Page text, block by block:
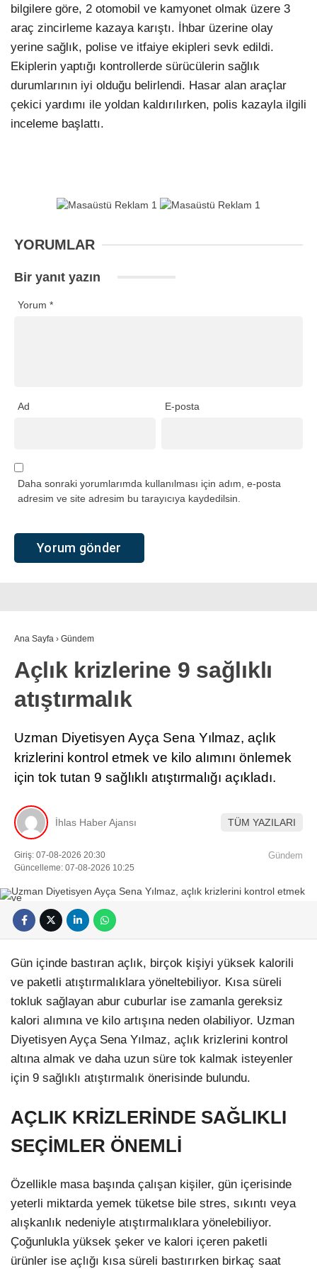
bilgilere göre, 2 otomobil ve kamyonet olmak üzere 3
araç zincirleme kazaya karıştı. İhbar üzerine olay
yerine sağlık, polise ve itfaiye ekipleri sevk edildi.
Ekiplerin yaptığı kontrollerde sürücülerin sağlık
durumlarının iyi olduğu belirlendi. Hasar alan araçlar
çekici yardımı ile yoldan kaldırılırken, polis kazayla ilgili
inceleme başlattı.
YORUMLAR
Bir yanıt yazın
Yorum *
Ad E-posta
Daha sonraki yorumlarımda kullanılması için adım, e-posta
adresim ve site adresim bu tarayıcıya kaydedilsin.
Ana Sayfa › Gündem
Açlık krizlerine 9 sağlıklı
atıştırmalık
Uzman Diyetisyen Ayça Sena Yılmaz, açlık
krizlerini kontrol etmek ve kilo alımını önlemek
için tok tutan 9 sağlıklı atıştırmalığı açıkladı.
İhlas Haber Ajansı TÜM YAZILARI
Giriş: 07-08-2026 20:30
Güncelleme: 07-08-2026 10:25
Gündem
Gün içinde bastıran açlık, birçok kişiyi yüksek kalorili
ve paketli atıştırmalıklara yöneltebiliyor. Kısa süreli
tokluk sağlayan abur cuburlar ise zamanla gereksiz
kalori alımına ve kilo artışına neden olabiliyor. Uzman
Diyetisyen Ayça Sena Yılmaz, açlık krizlerini kontrol
altına almak ve daha uzun süre tok kalmak isteyenler
için 9 sağlıklı atıştırmalık önerisinde bulundu.
AÇLIK KRİZLERİNDE SAĞLIKLI
SEÇİMLER ÖNEMLİ
Özellikle masa başında çalışan kişiler, gün içerisinde
yeterli miktarda yemek tüketse bile stres, sıkıntı veya
alışkanlık nedeniyle atıştırmalıklara yönelebiliyor.
Çoğunlukla yüksek şeker ve kalori içeren paketli
ürünler ise açlığı kısa süreli bastırırken birkaç saat